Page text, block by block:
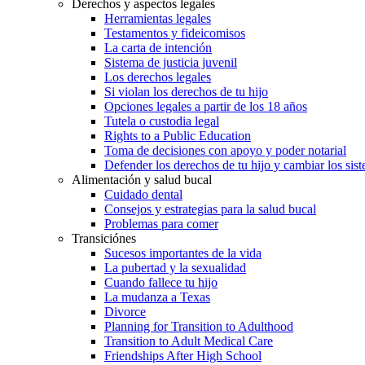
Derechos y aspectos legales
Herramientas legales
Testamentos y fideicomisos
La carta de intención
Sistema de justicia juvenil
Los derechos legales
Si violan los derechos de tu hijo
Opciones legales a partir de los 18 años
Tutela o custodia legal
Rights to a Public Education
Toma de decisiones con apoyo y poder notarial
Defender los derechos de tu hijo y cambiar los
Alimentación y salud bucal
Cuidado dental
Consejos y estrategias para la salud bucal
Problemas para comer
Transiciónes
Sucesos importantes de la vida
La pubertad y la sexualidad
Cuando fallece tu hijo
La mudanza a Texas
Divorce
Planning for Transition to Adulthood
Transition to Adult Medical Care
Friendships After High School